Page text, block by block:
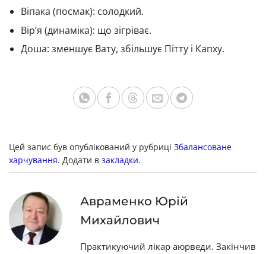
Віпака (посмак): солодкий.
Вір’я (динаміка): що зігріває.
Доша: зменшує Вату, збільшує Пітту і Капху.
Цей запис був опублікований у рубриці Збалансоване
харчування. Додати в закладки.
Авраменко Юрій
Михайлович
Практикуючий лікар аюрведи. Закінчив